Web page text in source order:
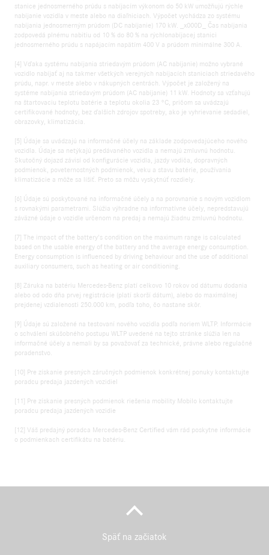
stanice jednosmerného prúdu s nabíjacím výkonom do 50 kW umožňujú rýchle
nabíjanie vozidla v meste alebo na diaľniciach. Výpočet vychádza zo systému
nabíjania jednosmerným prúdom (DC nabíjanie) 170 kW. _x000D_ Čas nabíjania
zodpovedá plnému nabitiu od 10 % do 80 % na rýchlonabíjacej stanici
jednosmerného prúdu s napájacím napätím 400 V a prúdom minimálne 300 A.
[4] Vďaka systému nabíjania striedavým prúdom (AC nabíjanie) možno vybrané
vozidlo nabíjať aj na takmer všetkých verejných nabíjacích staniciach striedavého
prúdu, napr. v meste alebo v nákupných centrách. Výpočet je založený na
systéme nabíjania striedavým prúdom (AC nabíjanie) 11 kW. Hodnoty sa vzťahujú
na štartovaciu teplotu batérie a teplotu okolia 23 °C, pričom sa uvádzajú
certifikované hodnoty, bez ďalších zdrojov spotreby, ako je vyhrievanie sedadiel,
obrazovky, klimatizácia.
[5] Údaje sa uvádzajú na informačné účely na základe zodpovedajúceho nového
vozidla. Údaje sa netýkajú predávaného vozidla a nemajú zmluvnú hodnotu.
Skutočný dojazd závisí od konfigurácie vozidla, jazdy vodiča, dopravných
podmienok, poveternostných podmienok, veku a stavu batérie, používania
klimatizácie a môže sa líšiť. Preto sa môžu vyskytnúť rozdiely.
[6] Údaje sú poskytované na informačné účely a na porovnanie s novým vozidlom
s rovnakými parametrami. Slúžia výhradne na informatívne účely, nepredstavujú
záväzné údaje o vozidle určenom na predaj a nemajú žiadnu zmluvnú hodnotu.
[7] The impact of the battery's condition on the maximum range is calculated
based on the usable energy of the battery and the average energy consumption.
Energy consumption is influenced by driving behaviour and the use of additional
auxiliary consumers, such as heating or air conditioning.
[8] Záruka na batériu Mercedes-Benz platí celkovo 10 rokov od dátumu dodania
alebo od odo dňa prvej registrácie (platí skorší dátum), alebo do maximálnej
prejdenej vzdialenosti 250.000 km, podľa toho, čo nastane skôr.
[9] Údaje sú založené na testovaní nového vozidla podľa noriem WLTP. Informácie
o schválení skúšobného postupu WLTP uvedené na tejto stránke slúžia len na
informačné účely a nemali by sa považovať za technické, právne alebo regulačné
poradenstvo.
[10] Pre získanie presných záručných podmienok konkrétnej ponuky kontaktujte
poradcu predaja jazdených vozidiel
[11] Pre získanie presných podmienok riešenia mobility Mobilo kontaktujte
poradcu predaja jazdených vozidie
[12] Váš predajný poradca Mercedes-Benz Certified vám rád poskytne informácie
o podmienkach certifikátu na batériu.
Späť na začiatok